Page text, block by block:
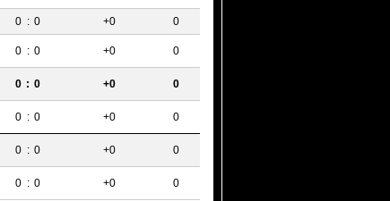
0 : 0 +0 0
0 : 0 +0 0
0 : 0 +0 0
0 : 0 +0 0
0 : 0 +0 0
0 : 0 +0 0